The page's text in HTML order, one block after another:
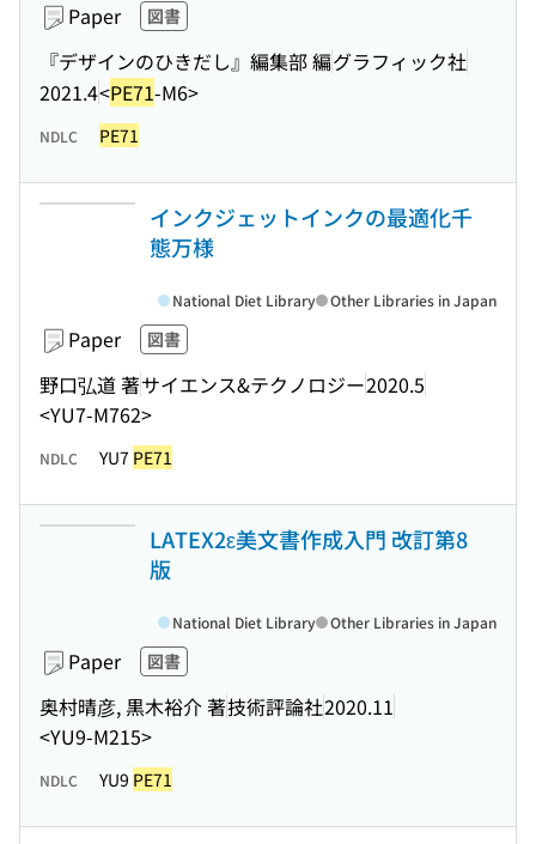
Paper 図書
『デザインのひきだし』編集部 編グラフィック社
2021.4<PE71-M6>
NDLC PE71
インクジェットインクの最適化千
態万様
Paper 図書
野口弘道 著サイエンス&テクノロジー2020.5
<YU7-M762>
National Diet Library Other Libraries in Japan
NDLC YU7 PE71
LATEX2ε美文書作成入門 改訂第8
版
Paper 図書
奥村晴彦, 黒木裕介 著技術評論社2020.11
<YU9-M215>
National Diet Library Other Libraries in Japan
NDLC YU9 PE71